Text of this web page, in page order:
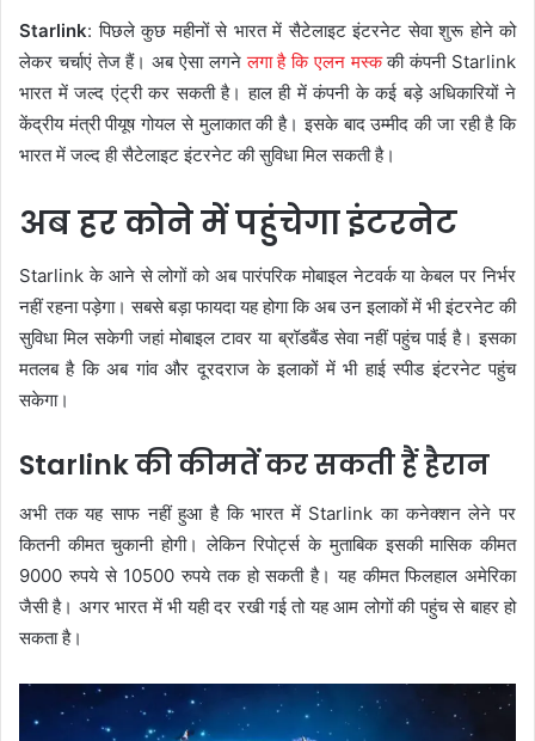
Starlink: पिछले कुछ महीनों से भारत में सैटेलाइट इंटरनेट सेवा शुरू होने को
लेकर चर्चाएं तेज हैं। अब ऐसा लगनेलगा है कि एलन मस्ककी कंपनी Starlink
भारत में जल्द एंट्री कर सकती है। हाल ही में कंपनी के कई बड़े अधिकारियों ने
केंद्रीय मंत्री पीयूष गोयल से मुलाकात की है। इसके बाद उम्मीद की जा रही है कि
भारत में जल्द ही सैटेलाइट इंटरनेट की सुविधा मिल सकती है।
अब हर कोने में पहुंचेगा इंटरनेट
Starlink के आने से लोगों को अब पारंपरिक मोबाइल नेटवर्क या केबल पर निर्भर
नहीं रहना पड़ेगा। सबसे बड़ा फायदा यह होगा कि अब उन इलाकों में भी इंटरनेट की
सुविधा मिल सकेगी जहां मोबाइल टावर या ब्रॉडबैंड सेवा नहीं पहुंच पाई है। इसका
मतलब है कि अब गांव और दूरदराज के इलाकों में भी हाई स्पीड इंटरनेट पहुंच
सकेगा।
Starlink की कीमतें कर सकती हैं हैरान
अभी तक यह साफ नहीं हुआ है कि भारत में Starlink का कनेक्शन लेने पर
कितनी कीमत चुकानी होगी। लेकिन रिपोर्ट्स के मुताबिक इसकी मासिक कीमत
9000 रुपये से 10500 रुपये तक हो सकती है। यह कीमत फिलहाल अमेरिका
जैसी है। अगर भारत में भी यही दर रखी गई तो यह आम लोगों की पहुंच से बाहर हो
सकता है।